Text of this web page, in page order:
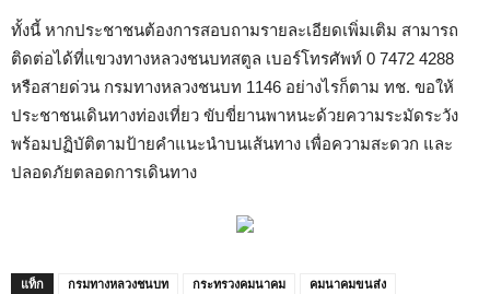
ทั้งนี้ หากประชาชนต้องการสอบถามรายละเอียดเพิ่มเติม สามารถ
ติดต่อได้ที่แขวงทางหลวงชนบทสตูล เบอร์โทรศัพท์ 0 7472 4288
หรือสายด่วน กรมทางหลวงชนบท 1146 อย่างไรก็ตาม ทช. ขอให้
ประชาชนเดินทางท่องเที่ยว ขับขี่ยานพาหนะด้วยความระมัดระวัง
พร้อมปฏิบัติตามป้ายคำแนะนำบนเส้นทาง เพื่อความสะดวก และ
ปลอดภัยตลอดการเดินทาง
แท็ก กรมทางหลวงชนบท กระทรวงคมนาคม
คมนาคมขนส่ง